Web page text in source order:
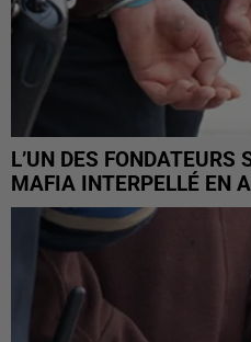
L’UN DES FONDATEURS
MAFIA INTERPELLÉ EN